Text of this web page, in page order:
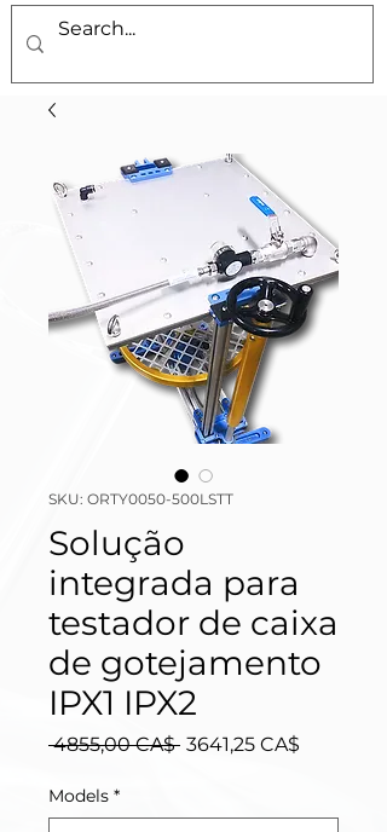
SKU: ORTY0050-500LSTT
Solução
integrada para
testador de caixa
de gotejamento
IPX1 IPX2
4855,00 CA$ Preço
3641,25 CA$
Models *